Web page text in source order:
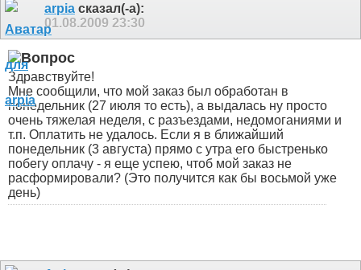
arpia сказал(-а):
01.08.2009 23:30
Здравствуйте!
Мне сообщили, что мой заказ был обработан в
понедельник (27 июля то есть), а выдалась ну просто
очень тяжелая неделя, с разъездами, недомоганиями и
т.п. Оплатить не удалось. Если я в ближайший
понедельник (3 августа) прямо с утра его быстренько
побегу оплачу - я еще успею, чтоб мой заказ не
расформировали? (Это получится как бы восьмой уже
день)